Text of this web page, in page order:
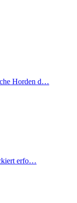
Horden d…
erfo…